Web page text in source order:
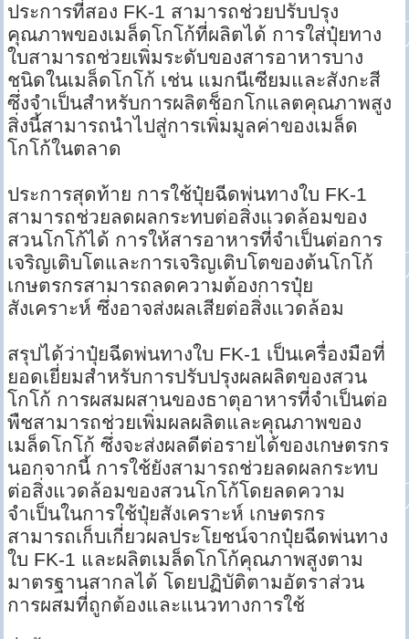
ประการที่สอง FK-1 สามารถช่วยปรับปรุง
คุณภาพของเมล็ดโกโก้ที่ผลิตได้ การใส่ปุ๋ยทาง
ใบสามารถช่วยเพิ่มระดับของสารอาหารบาง
ชนิดในเมล็ดโกโก้ เช่น แมกนีเซียมและสังกะสี
ซึ่งจำเป็นสำหรับการผลิตช็อกโกแลตคุณภาพสูง
สิ่งนี้สามารถนำไปสู่การเพิ่มมูลค่าของเมล็ด
โกโก้ในตลาด
ประการสุดท้าย การใช้ปุ๋ยฉีดพ่นทางใบ FK-1
สามารถช่วยลดผลกระทบต่อสิ่งแวดล้อมของ
สวนโกโก้ได้ การให้สารอาหารที่จำเป็นต่อการ
เจริญเติบโตและการเจริญเติบโตของต้นโกโก้
เกษตรกรสามารถลดความต้องการปุ๋ย
สังเคราะห์ ซึ่งอาจส่งผลเสียต่อสิ่งแวดล้อม
สรุปได้ว่าปุ๋ยฉีดพ่นทางใบ FK-1 เป็นเครื่องมือที่
ยอดเยี่ยมสำหรับการปรับปรุงผลผลิตของสวน
โกโก้ การผสมผสานของธาตุอาหารที่จำเป็นต่อ
พืชสามารถช่วยเพิ่มผลผลิตและคุณภาพของ
เมล็ดโกโก้ ซึ่งจะส่งผลดีต่อรายได้ของเกษตรกร
นอกจากนี้ การใช้ยังสามารถช่วยลดผลกระทบ
ต่อสิ่งแวดล้อมของสวนโกโก้โดยลดความ
จำเป็นในการใช้ปุ๋ยสังเคราะห์ เกษตรกร
สามารถเก็บเกี่ยวผลประโยชน์จากปุ๋ยฉีดพ่นทาง
ใบ FK-1 และผลิตเมล็ดโกโก้คุณภาพสูงตาม
มาตรฐานสากลได้ โดยปฏิบัติตามอัตราส่วน
การผสมที่ถูกต้องและแนวทางการใช้